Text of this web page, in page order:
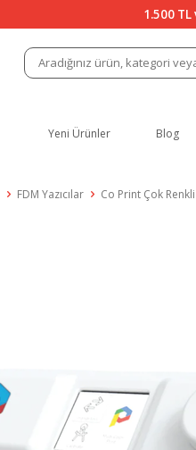
1.500
Yeni Ürünler Blog
FDM Yazıcılar Co Print Çok